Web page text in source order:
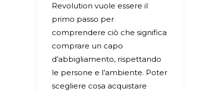
Revolution vuole essere il
primo passo per
comprendere ciò che significa
comprare un capo
d’abbigliamento, rispettando
le persone e l’ambiente. Poter
scegliere cosa acquistare